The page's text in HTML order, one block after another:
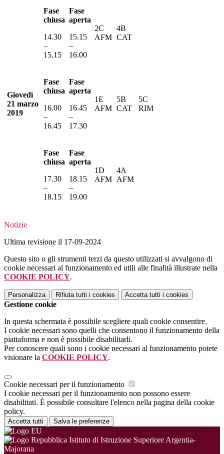
Giovedì
21 marzo
2019
Fase
chiusa
14.30
–
15.15
Fase
aperta
15.15
–
16.00
2C
AFM
4B
CAT
Fase
chiusa
16.00
–
16.45
Fase
aperta
16.45
–
17.30
1E
AFM
5B
CAT
5C
RIM
Fase
chiusa
17.30
–
18.15
Fase
aperta
18.15
–
19.00
1D
AFM
4A
AFM
Notizie
Ultima revisione il 17-09-2024
Questo sito o gli strumenti terzi da questo utilizzati si avvalgono di
cookie necessari al funzionamento ed utili alle finalità illustrate nella
COOKIE POLICY.
Personalizza Rifiuta tutti i cookies Accetta tutti i cookies
Gestione cookie
In questa schermata è possibile scegliere quali cookie consentire.
I cookie necessari sono quelli che consentono il funzionamento della
piattaforma e non è possibile disabilitarli.
Per conoscere quali sono i cookie necessari al funzionamento potete
visionare la COOKIE POLICY.
Cookie necessari per il funzionamento
I cookie necessari per il funzionamento non possono essere
disabilitati. È possibile consultare l'elenco nella pagina della cookie
policy.
Accetta tutti Salva le preferenze
Istituto di Istruzione Superiore Argentia-
Majorana